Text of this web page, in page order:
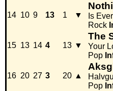
14 10 9 13 1 ▼
Is
Rock
15 13 14 4 13 ▼
The
Your
Pop
16 20 27 3 20 ▲
Pop